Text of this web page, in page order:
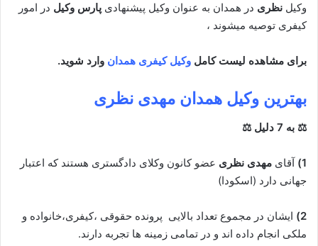
وکیل نظری در همدان به عنوان وکیل پیشنهادی پارس وکیل در امور
کیفری توصیه میشوند ،
برای مشاهده لیست کامل وکیل کیفری همدان وارد شوید.
بهترین وکیل همدان مهدی نظری
⚖ به 7 دلیل ⚖
1) آقای مهدی نظری عضو کانون وکلای دادگستری هستند که اعتبار
جهانی دارد (اسکودا)
2)
ایشان در مجموع تعداد بالایی پرونده حقوقی ،کیفری،خانواده و
ملکی انجام داده اند و در تمامی زمینه ها تجربه دارند.